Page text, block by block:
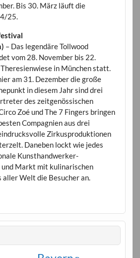
Bis 30. März läuft die
25.
– Das legendäre Tollwood
vom 28. November bis 22.
in München statt.
am 31. Dezember die große
in diesem Jahr sind drei
des zeitgenössischen
Zoé und The 7 Fingers bringen
Compagnien aus drei
Zirkusproduktionen
Daneben lockt wie jedes
Kunsthandwerker-
Markt mit kulinarischen
Welt die Besucher an.